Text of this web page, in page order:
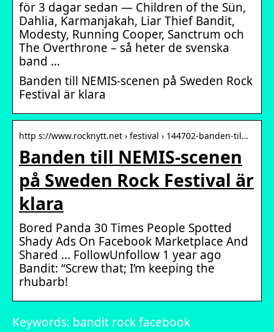
för 3 dagar sedan — Children of the Sün,
Dahlia, Karmanjakah, Liar Thief Bandit,
Modesty, Running Cooper, Sanctrum och
The Overthrone – så heter de svenska
band …
Banden till NEMIS-scenen på Sweden Rock
Festival är klara
http s://www.rocknytt.net › festival › 144702-banden-til…
Banden till NEMIS-scenen
på Sweden Rock Festival är
klara
Bored Panda 30 Times People Spotted
Shady Ads On Facebook Marketplace And
Shared … FollowUnfollow 1 year ago
Bandit: “Screw that; I’m keeping the
rhubarb!
Keywords: bandit rock facebook